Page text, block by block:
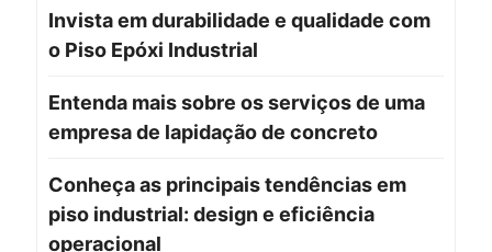
Invista em durabilidade e qualidade com
o Piso Epóxi Industrial
Entenda mais sobre os serviços de uma
empresa de lapidação de concreto
Conheça as principais tendências em
piso industrial: design e eficiência
operacional